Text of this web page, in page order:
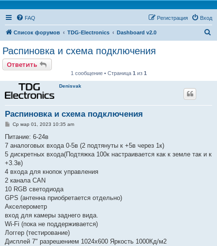
FAQ Вход
Регистрация
Список форумов TDG-Electronics Dashboard v2.0
Распиновка и схема подключения
Ответить
1 сообщение • Страница 1 из 1
Denisvak
Распиновка и схема подключения
С
о
щ
е
н
и
е
Ср мар 01, 2023 10:35 am
Питание: 6-24в
7 аналоговых входа 0-5в (2 подтянуты к +5в через 1к)
5 дискретных входа(Подтяжка 100к настраивается как к земле так и к
+3.3в)
4 входа для кнопок управления
2 канала CAN
10 RGB светодиода
GPS (антенна приобретается отдельно)
Акселерометр
вход для камеры заднего вида.
Wi-Fi (пока не поддерживается)
Логгер (тестирование)
Дисплей 7" разрешением 1024х600 Яркость 1000Кд/м2